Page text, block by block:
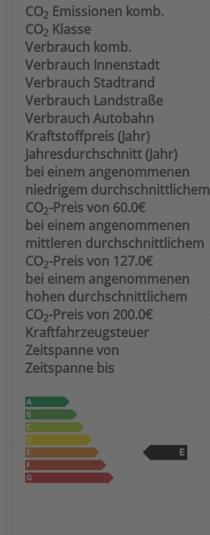
CO2 Emissionen komb.
CO2 Klasse
Verbrauch komb.
Verbrauch Innenstadt
Verbrauch Stadtrand
Verbrauch Landstraße
Verbrauch Autobahn
Kraftstoffpreis (Jahr)
Jahresdurchschnitt (Jahr)
bei einem angenommenen
niedrigem durchschnittlichem
CO2-Preis von 60.0€
bei einem angenommenen
mittleren durchschnittlichem
CO2-Preis von 127.0€
bei einem angenommenen
hohen durchschnittlichem
CO2-Preis von 200.0€
Kraftfahrzeugsteuer
Zeitspanne von
Zeitspanne bis